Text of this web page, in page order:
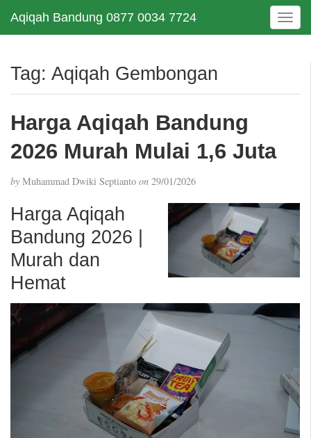
Aqiqah Bandung 0877 0034 7724
T
o
e
t
Tag: Aqiqah Gembongan
Harga Aqiqah Bandung
2026 Murah Mulai 1,6 Juta
by Muhammad Dwiki Septianto on 29/01/2026
Harga Aqiqah
Bandung 2026 |
Murah dan
Hemat